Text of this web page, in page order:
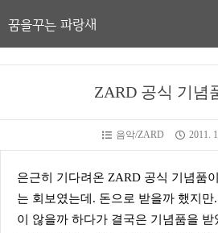
꿈을꾸는 파랑새
ZARD 공식 기념
음악/ZARD 2011.
은근히 기다려온 ZARD 공식 기념품
는 회보였는데. 돈으로 받을까 했지
이 않을까 하다가 결국은 기념품을 받